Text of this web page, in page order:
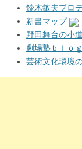
鈴木敏夫プロ
新書マップ
野田舞台の小
劇場塾ｂｌｏｇ
芸術文化環境